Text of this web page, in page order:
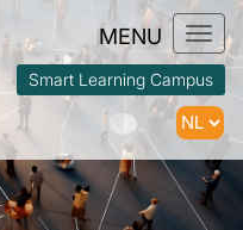
Smart Learning Campus